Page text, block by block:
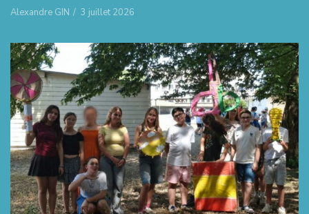
Alexandre GIN / 3 juillet 2026